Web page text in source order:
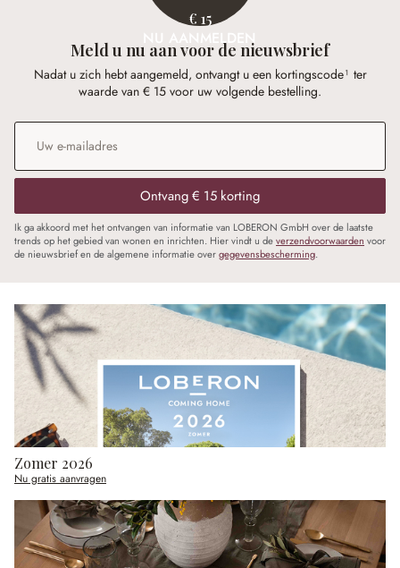
€ 15
NU AANMELDEN
Meld u nu aan voor de nieuwsbrief
Nadat u zich hebt aangemeld, ontvangt u een kortingscode¹ ter
waarde van € 15 voor uw volgende bestelling.
E-mailadres
Ontvang € 15 korting
Ik ga akkoord met het ontvangen van informatie van LOBERON GmbH over de laatste
trends op het gebied van wonen en inrichten. Hier vindt u deverzendvoorwaarden voor
de nieuwsbrief en de algemene informatie overgegevensbescherming.
Zomer 2026
Nu gratis aanvragen